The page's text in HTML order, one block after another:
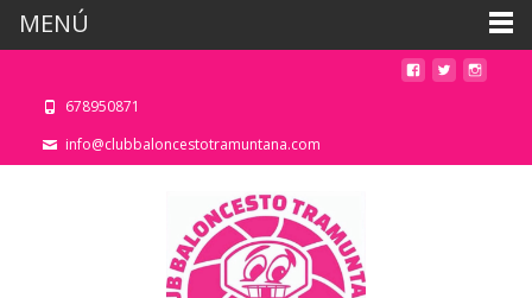
678950871
info@clubbaloncestotramuntana.com
MENÚ